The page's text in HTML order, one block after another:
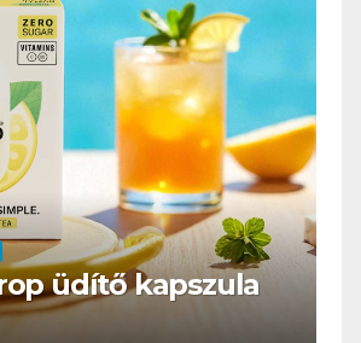
ÉTTEREM MEGKÓSTOLTUK